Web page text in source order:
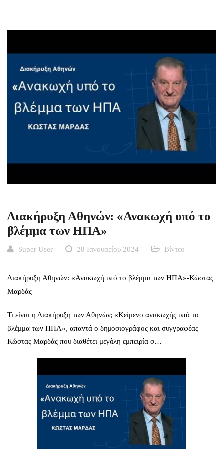
Διακήρυξη Αθηνών: «Ανακωχή υπό το
βλέμμα των ΗΠΑ»
Super User 28 Ιανουαρίου 2024 Βίντεο
Διακήρυξη Αθηνών: «Ανακωχή υπό το βλέμμα των ΗΠΑ»-Κώστας
Μαρδάς
Τι είναι η Διακήρυξη των Αθηνών; «Κείμενο ανακωχής υπό το
βλέμμα των ΗΠΑ», απαντά ο δημοσιογράφος και συγγραφέας
Κώστας Μαρδάς που διαθέτει μεγάλη εμπειρία σ…